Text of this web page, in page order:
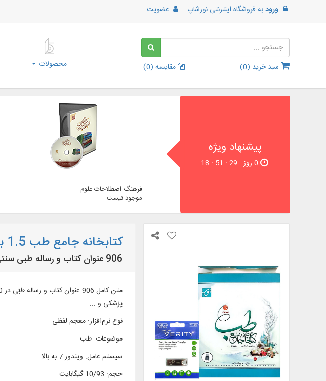
ورودبه فروشگاه اینترنتی نورشاپ عضویت
سبد خرید (0
) مقایسه (0
) محصولات
پیشنهاد ویژه
فرهنگ اصطلاحات علوم
موجود نیست
کتابخانه جامع طب 1.5 به همراه فلش
906 عنوان کتاب و رساله طبی سنتی - اسلامی
پزشکی و ...
نوع نرم‌افزار: معجم لفظی
موضوعات: طب
سیستم عامل: ویندوز 7 به بالا
حجم: 10/93 گیگابایت